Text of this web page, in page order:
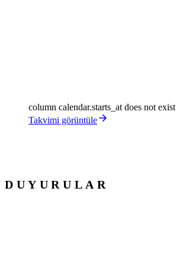
column calendar.starts_at does not exist
Takvimi görüntüle
DUYURULAR